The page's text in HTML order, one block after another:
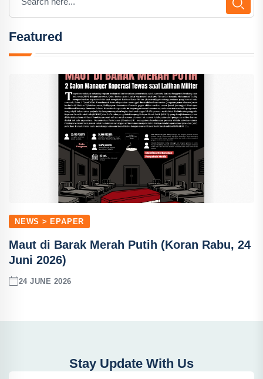
Featured
NEWS > EPAPER
Maut di Barak Merah Putih (Koran Rabu, 24
Juni 2026)
24 JUNE 2026
Stay Update With Us